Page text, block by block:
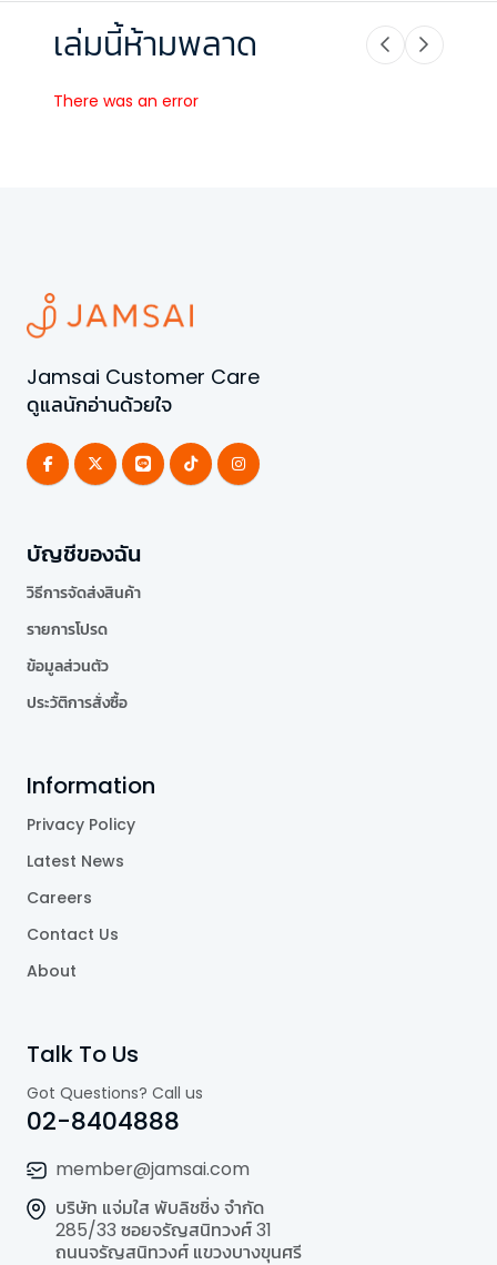
เล่มนี้ห้ามพลาด
There was an error
Jamsai Customer Care
ดูแลนักอ่านด้วยใจ
บัญชีของฉัน
วิธีการจัดส่งสินค้า
รายการโปรด
ข้อมูลส่วนตัว
ประวัติการสั่งซื้อ
Information
Privacy Policy
Latest News
Careers
Contact Us
About
Talk To Us
Got Questions? Call us
02-8404888
member@jamsai.com
บริษัท แจ่มใส พับลิชชิ่ง จำกัด
285/33 ซอยจรัญสนิทวงศ์ 31
ถนนจรัญสนิทวงศ์ แขวงบางขุนศรี